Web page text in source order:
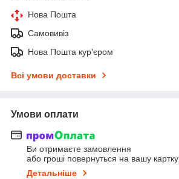
Нова Пошта
Самовивіз
Нова Пошта кур'єром
Всі умови доставки
Умови оплати
Ви отримаєте замовлення
або гроші повернуться на вашу картку
Детальніше